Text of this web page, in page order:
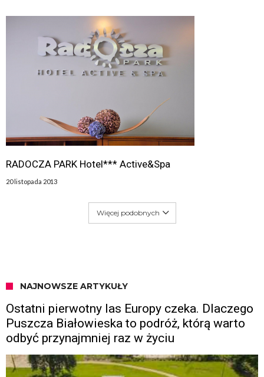
RADOCZA PARK Hotel*** Active&Spa
20 listopada 2013
Więcej podobnych
NAJNOWSZE ARTYKUŁY
Ostatni pierwotny las Europy czeka. Dlaczego
Puszcza Białowieska to podróż, którą warto
odbyć przynajmniej raz w życiu